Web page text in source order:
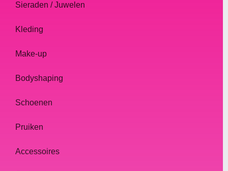
Sieraden / Juwelen
Kleding
Make-up
Bodyshaping
Schoenen
Pruiken
Accessoires